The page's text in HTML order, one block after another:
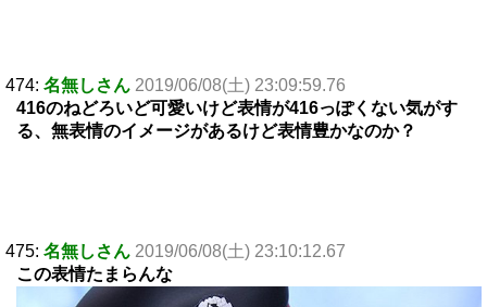
474: 名無しさん 2019/06/08(土) 23:09:59.76
416のねどろいど可愛いけど表情が416っぽくない気がす
る、無表情のイメージがあるけど表情豊かなのか？
475: 名無しさん 2019/06/08(土) 23:10:12.67
この表情たまらんな